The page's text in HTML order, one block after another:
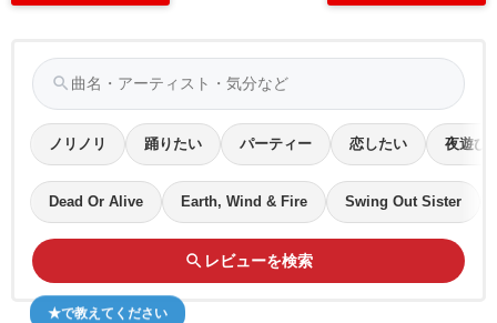
search
ノリノリ 踊りたい パーティー 恋したい 夜遊び
Dead Or Alive Earth, Wind & Fire Swing Out Sister
search レビューを検索
★で教えてください